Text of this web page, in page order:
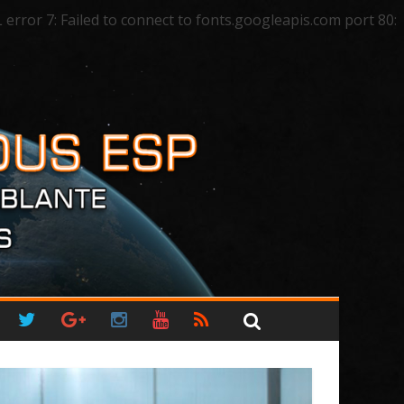
7: Failed to connect to fonts.googleapis.com port 80: